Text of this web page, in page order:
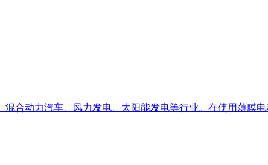
合动力汽车、风力发电、太阳能发电等行业。在使用薄膜